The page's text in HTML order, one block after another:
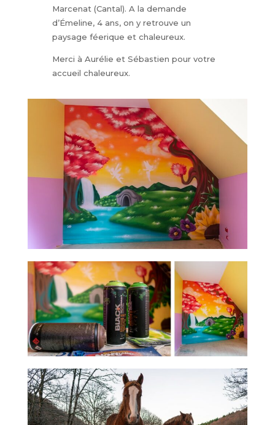
Marcenat (Cantal). A la demande
d’Émeline, 4 ans, on y retrouve un
paysage féerique et chaleureux.
Merci à Aurélie et Sébastien pour votre
accueil chaleureux.